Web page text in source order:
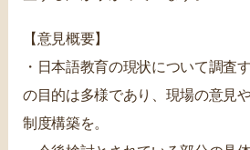
【意見概要】
・日本語教育の現状について調査
の目的は多様であり、現場の意見
制度構築を。